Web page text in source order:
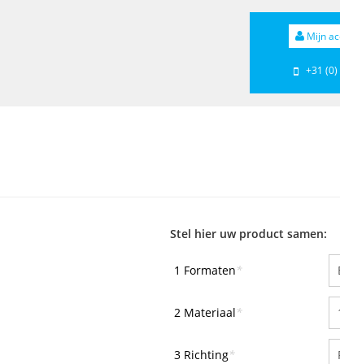
Mijn
+31
Stel hier uw product samen:
1 Formaten*
2 Materiaal*
3 Richting*